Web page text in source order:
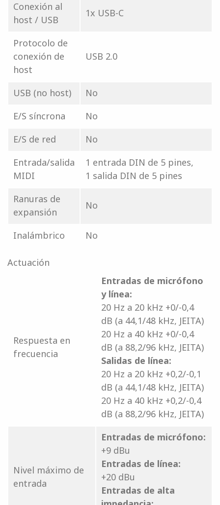
Conexión al
host / USB
1x USB-C
Protocolo de
conexión de
host
USB 2.0
USB (no host)
No
E/S síncrona
No
E/S de red
No
Entrada/salida
MIDI
1 entrada DIN de 5 pines,
1 salida DIN de 5 pines
Ranuras de
expansión
No
Inalámbrico No
Actuación
Respuesta en
frecuencia
Entradas de micrófono
y línea:
20 Hz a 20 kHz +0/-0,4
dB (a 44,1/48 kHz, JEITA)
20 Hz a 40 kHz +0/-0,4
dB (a 88,2/96 kHz, JEITA)
Salidas de línea:
20 Hz a 20 kHz +0,2/-0,1
dB (a 44,1/48 kHz, JEITA)
20 Hz a 40 kHz +0,2/-0,4
dB (a 88,2/96 kHz, JEITA)
Nivel máximo de
entrada
Entradas de micrófono:
+9 dBu
Entradas de línea:
+20 dBu
Entradas de alta